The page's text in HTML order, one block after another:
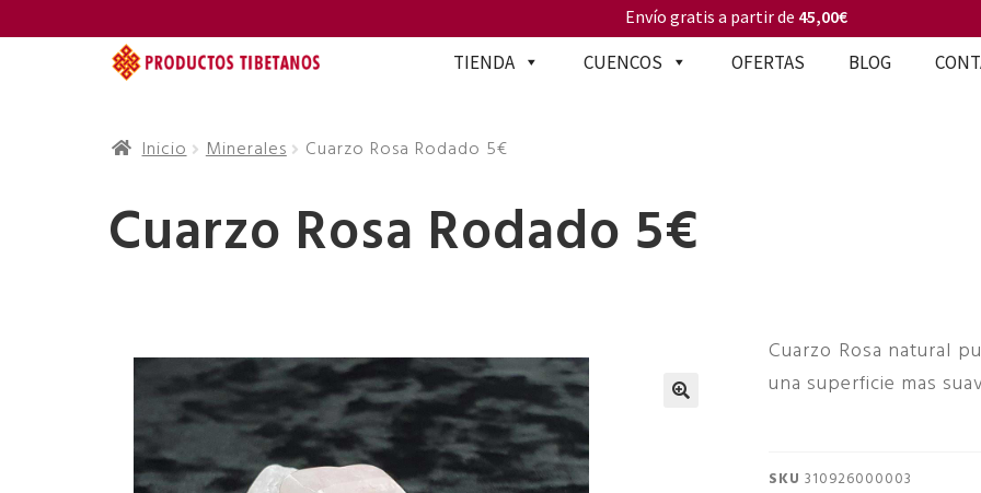
TIENDA CUENCOS OFERTAS BLOG
Envío gratis a partir de 45,00€
Inicio Minerales Cuarzo Rosa Rodado 5€
Cuarzo Rosa Rodado 5€
Cuarzo Rosa natural
una superficie mas
SKU 310926000003